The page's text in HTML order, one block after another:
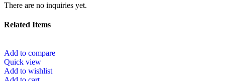
There are no inquiries yet.
Related Items
Add to compare
Quick view
Add to wishlist